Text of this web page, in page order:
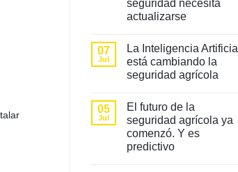
mejores
sistemas
de
son
los
que
tienen
seguridad necesita
actualizarse
comentarios
5
señales
tu
estrategia
de
seguridad
necesita
actualizarse
07
Jul
La Inteligencia Artificial
está cambiando la
seguridad agrícola
comentarios
La
Inteligencia
Artificial
está
05
Jul
El futuro de la
seguridad agrícola ya
comenzó. Y es
predictivo